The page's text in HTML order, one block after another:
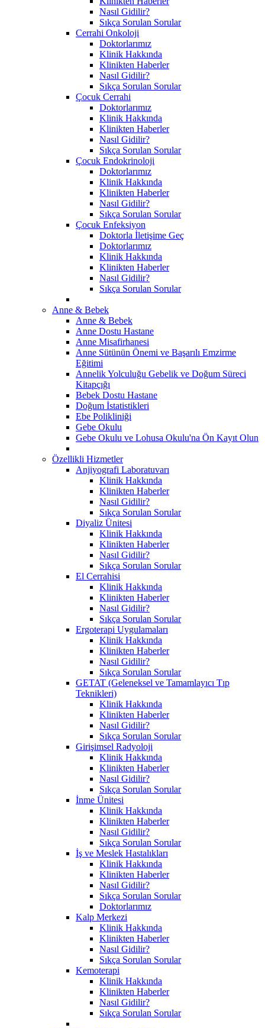
Nasıl Gidilir?
Sıkça Sorulan Sorular
Cerrahi Onkoloji
Doktorlarımız
Klinik Hakkında
Klinikten Haberler
Nasıl Gidilir?
Sıkça Sorulan Sorular
Çocuk Cerrahi
Doktorlarımız
Klinik Hakkında
Klinikten Haberler
Nasıl Gidilir?
Sıkça Sorulan Sorular
Çocuk Endokrinoloji
Doktorlarımız
Klinik Hakkında
Klinikten Haberler
Nasıl Gidilir?
Sıkça Sorulan Sorular
Çocuk Enfeksiyon
Doktorla İletişime Geç
Doktorlarımız
Klinik Hakkında
Klinikten Haberler
Nasıl Gidilir?
Sıkça Sorulan Sorular
Anne & Bebek
Anne & Bebek
Anne Dostu Hastane
Anne Misafirhanesi
Anne Sütünün Önemi ve Başarılı Emzirme
Eğitimi
Annelik Yolculuğu Gebelik ve Doğum Süreci
Kitapçığı
Bebek Dostu Hastane
Doğum İstatistikleri
Ebe Polikliniği
Gebe Okulu
Gebe Okulu ve Lohusa Okulu'na Ön Kayıt Olun
Özellikli Hizmetler
Anjiyografi Laboratuvarı
Klinik Hakkında
Klinikten Haberler
Nasıl Gidilir?
Sıkça Sorulan Sorular
Diyaliz Ünitesi
Klinik Hakkında
Klinikten Haberler
Nasıl Gidilir?
Sıkça Sorulan Sorular
El Cerrahisi
Klinik Hakkında
Klinikten Haberler
Nasıl Gidilir?
Sıkça Sorulan Sorular
Ergoterapi Uygulamaları
Klinik Hakkında
Klinikten Haberler
Nasıl Gidilir?
Sıkça Sorulan Sorular
GETAT (Geleneksel ve Tamamlayıcı Tıp
Teknikleri)
Klinik Hakkında
Klinikten Haberler
Nasıl Gidilir?
Sıkça Sorulan Sorular
Girişimsel Radyoloji
Klinik Hakkında
Klinikten Haberler
Nasıl Gidilir?
Sıkça Sorulan Sorular
İnme Ünitesi
Klinik Hakkında
Klinikten Haberler
Nasıl Gidilir?
Sıkça Sorulan Sorular
İş ve Meslek Hastalıkları
Klinik Hakkında
Klinikten Haberler
Nasıl Gidilir?
Sıkça Sorulan Sorular
Doktorlarımız
Kalp Merkezi
Klinik Hakkında
Klinikten Haberler
Nasıl Gidilir?
Sıkça Sorulan Sorular
Kemoterapi
Klinik Hakkında
Klinikten Haberler
Nasıl Gidilir?
Sıkça Sorulan Sorular